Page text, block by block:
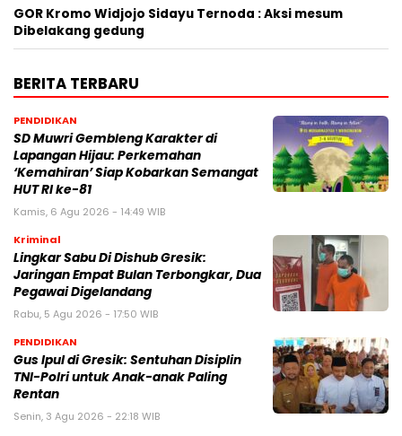
GOR Kromo Widjojo Sidayu Ternoda : Aksi mesum
Dibelakang gedung
BERITA TERBARU
PENDIDIKAN
SD Muwri Gembleng Karakter di
Lapangan Hijau: Perkemahan
‘Kemahiran’ Siap Kobarkan Semangat
HUT RI ke-81
Kamis, 6 Agu 2026 - 14:49 WIB
Kriminal
Lingkar Sabu Di Dishub Gresik:
Jaringan Empat Bulan Terbongkar, Dua
Pegawai Digelandang
Rabu, 5 Agu 2026 - 17:50 WIB
PENDIDIKAN
Gus Ipul di Gresik: Sentuhan Disiplin
TNI-Polri untuk Anak-anak Paling
Rentan
Senin, 3 Agu 2026 - 22:18 WIB